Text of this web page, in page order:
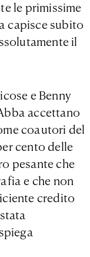
le primissime
capisce subito
il
e Benny
accettano
coautori del
cento delle
pesante che
e che non
credito